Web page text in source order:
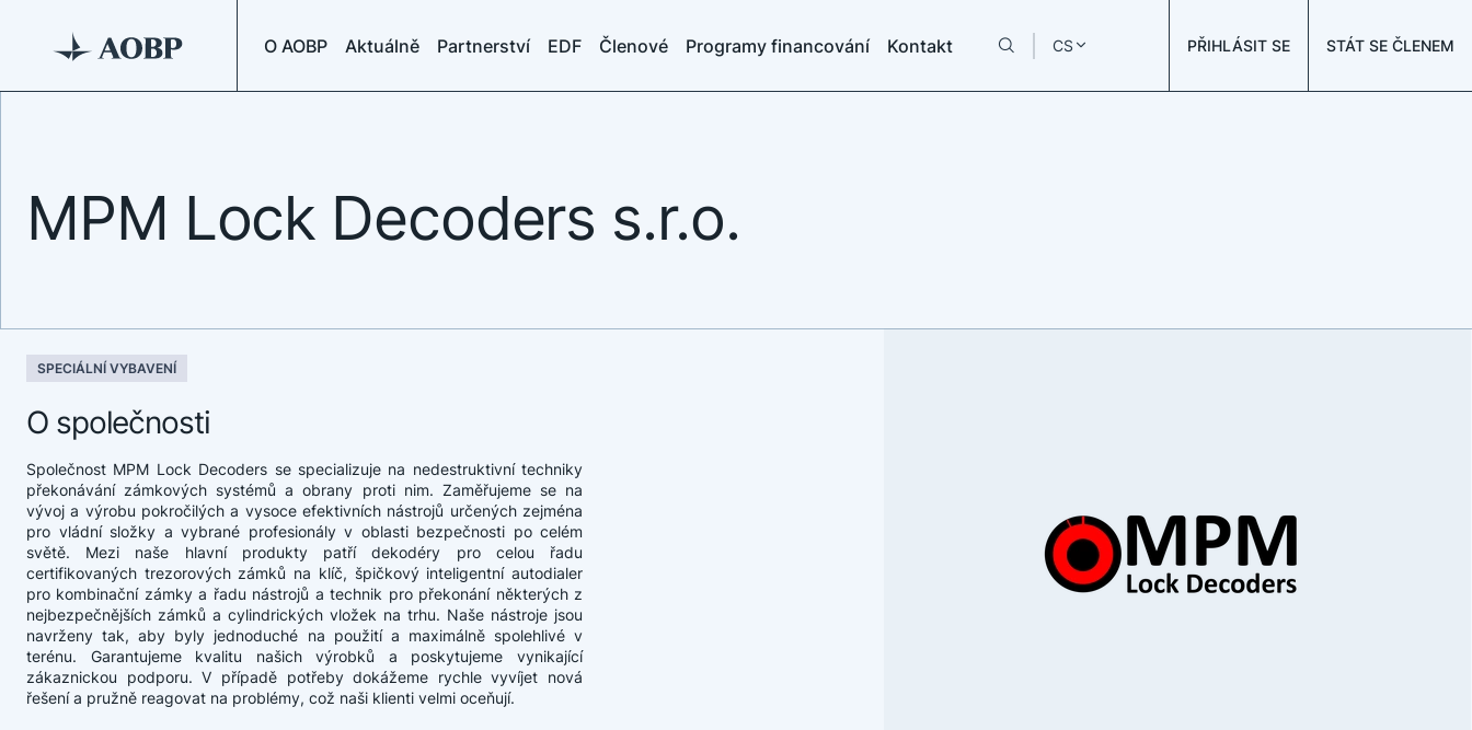
O AOBP Aktuálně Partnerství EDF Členové Programy financování Kontakt PŘIHLÁSIT SE STÁT SE ČLENEM
CS
MPM Lock Decoders s.r.o.
SPECIÁLNÍ VYBAVENÍ
O společnosti
Společnost MPM Lock Decoders se specializuje na nedestruktivní techniky
překonávání zámkových systémů a obrany proti nim. Zaměřujeme se na
vývoj a výrobu pokročilých a vysoce efektivních nástrojů určených zejména
pro vládní složky a vybrané profesionály v oblasti bezpečnosti po celém
světě. Mezi naše hlavní produkty patří dekodéry pro celou řadu
certifikovaných trezorových zámků na klíč, špičkový inteligentní autodialer
pro kombinační zámky a řadu nástrojů a technik pro překonání některých z
nejbezpečnějších zámků a cylindrických vložek na trhu. Naše nástroje jsou
navrženy tak, aby byly jednoduché na použití a maximálně spolehlivé v
terénu. Garantujeme kvalitu našich výrobků a poskytujeme vynikající
zákaznickou podporu. V případě potřeby dokážeme rychle vyvíjet nová
řešení a pružně reagovat na problémy, což naši klienti velmi oceňují.